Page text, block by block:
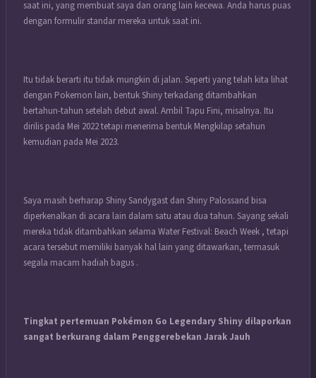
saat ini, yang membuat saya dan orang lain kecewa. Anda harus puas
dengan formulir standar mereka untuk saat ini.
Itu tidak berarti itu tidak mungkin di jalan. Seperti yang telah kita lihat
dengan Pokemon lain, bentuk Shiny terkadang ditambahkan
bertahun-tahun setelah debut awal. Ambil Tapu Fini, misalnya. Itu
dirilis pada Mei 2022 tetapi menerima bentuk Mengkilap setahun
kemudian pada Mei 2023.
Saya masih berharap Shiny Sandygast dan Shiny Palossand bisa
diperkenalkan di acara lain dalam satu atau dua tahun. Sayang sekali
mereka tidak ditambahkan selama Water Festival: Beach Week , tetapi
acara tersebut memiliki banyak hal lain yang ditawarkan, termasuk
segala macam hadiah bagus .
Tingkat pertemuan Pokémon Go Legendary Shiny dilaporkan
sangat berkurang dalam Penggerebekan Jarak Jauh